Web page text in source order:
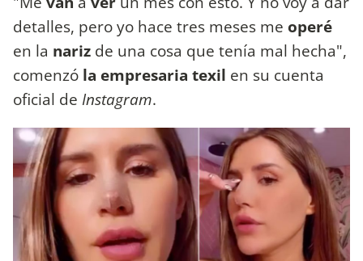
detalles, pero yo hace tres meses me operé
en la nariz de una cosa que tenía mal hecha",
comenzó la empresaria texil en su cuenta
oficial de Instagram.